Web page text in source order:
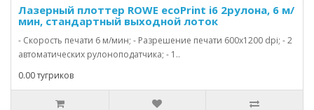
Лазерный плоттер ROWE ecoPrint i6 2рулона, 6 м/
мин, стандартный выходной лоток
- Скорость печати 6 м/мин; - Разрешение печати 600х1200 dpi; - 2
автоматических рулоноподатчика; - 1..
0.00 тугриков